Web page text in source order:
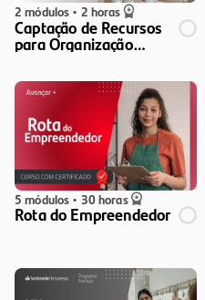
2 módulos • 2 horas
Captação de Recursos
para Organização
Sociais
5 módulos • 30 horas
Rota do Empreendedor